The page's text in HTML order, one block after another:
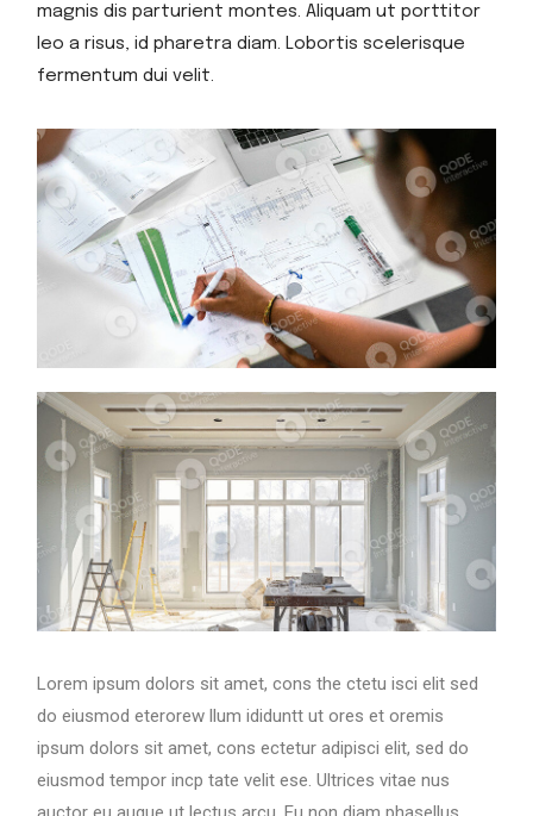
magnis dis parturient montes. Aliquam ut porttitor
leo a risus, id pharetra diam. Lobortis scelerisque
fermentum dui velit.
Lorem ipsum dolors sit amet, cons the ctetu isci elit sed
do eiusmod eterorew llum ididuntt ut ores et oremis
ipsum dolors sit amet, cons ectetur adipisci elit, sed do
eiusmod tempor incp tate velit ese. Ultrices vitae nus